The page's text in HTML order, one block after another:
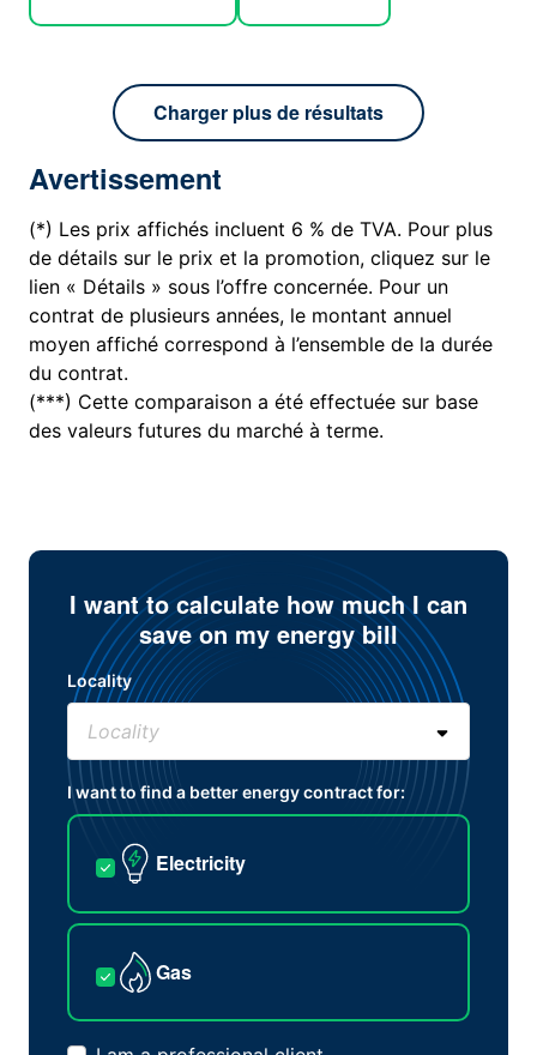
Charger plus de résultats
Avertissement
(*) Les prix affichés incluent 6 % de TVA. Pour plus
de détails sur le prix et la promotion, cliquez sur le
lien « Détails » sous l’offre concernée. Pour un
contrat de plusieurs années, le montant annuel
moyen affiché correspond à l’ensemble de la durée
du contrat.
(***) Cette comparaison a été effectuée sur base
des valeurs futures du marché à terme.
I want to calculate how much I can
save on my energy bill
Locality
I want to find a better energy contract for:
Electricity
Gas